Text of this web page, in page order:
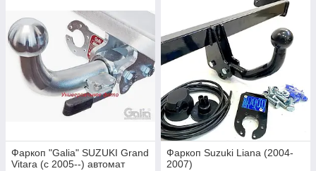
Фаркоп "Galia" SUZUKI Grand
Vitara (c 2005--) автомат
Фаркоп Suzuki Liana (2004-
2007)